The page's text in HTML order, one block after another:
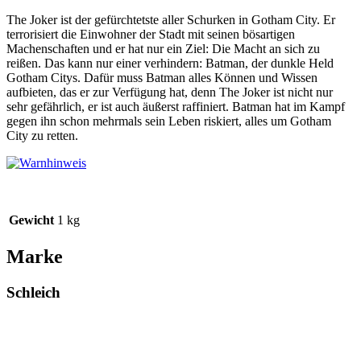
The Joker ist der gefürchtetste aller Schurken in Gotham City. Er
terrorisiert die Einwohner der Stadt mit seinen bösartigen
Machenschaften und er hat nur ein Ziel: Die Macht an sich zu
reißen. Das kann nur einer verhindern: Batman, der dunkle Held
Gotham Citys. Dafür muss Batman alles Können und Wissen
aufbieten, das er zur Verfügung hat, denn The Joker ist nicht nur
sehr gefährlich, er ist auch äußerst raffiniert. Batman hat im Kampf
gegen ihn schon mehrmals sein Leben riskiert, alles um Gotham
City zu retten.
Gewicht 1 kg
Marke
Schleich